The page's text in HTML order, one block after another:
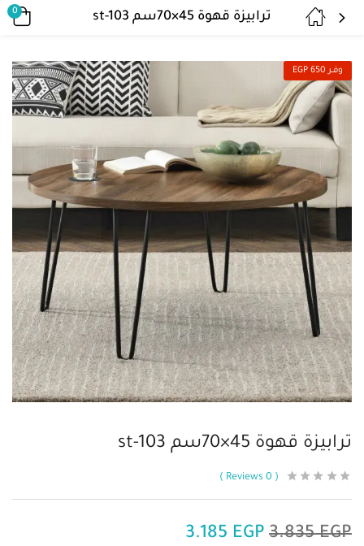
ترابيزة قهوة 45×70سم st-103 0
وفــر 650 EGP
ترابيزة قهوة 45×70سم st-103
0
3.835EGP
3.185 EGP